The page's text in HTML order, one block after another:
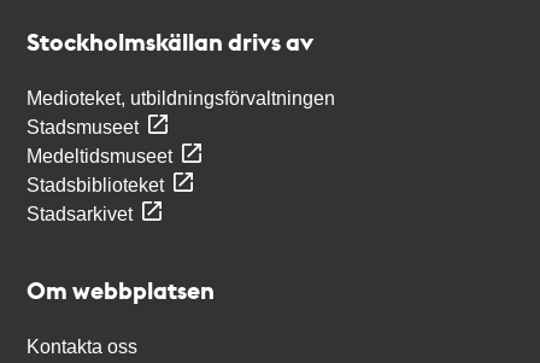
Stockholmskällan drivs av
Medioteket, utbildningsförvaltningen
Stadsmuseet
Medeltidsmuseet
Stadsbiblioteket
Stadsarkivet
Om webbplatsen
Kontakta oss